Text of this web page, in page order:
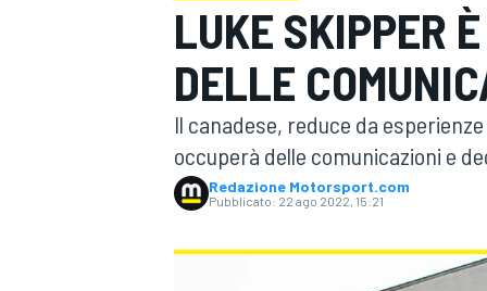
MOTOGP WEC
LUKE SKIPPER
DELLE
Il canadese, reduce da
occuperà delle comunicazioni e
Redazione Motorsport.com
Pubblicato: 22 ago 2022, 15:21